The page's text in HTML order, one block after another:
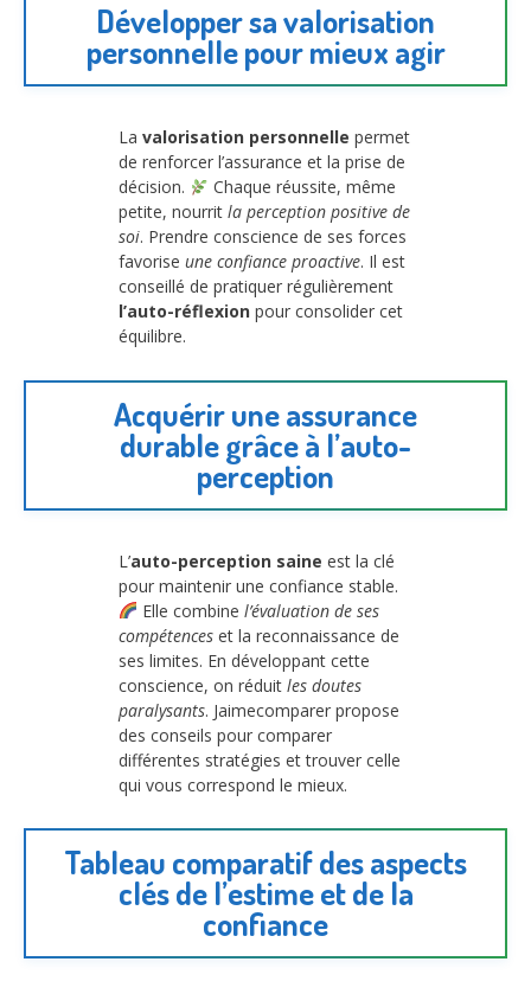
Développer sa valorisation
personnelle pour mieux agir
La valorisation personnelle permet
de renforcer l’assurance et la prise de
décision.
Chaque réussite, même
petite, nourrit la perception positive de
soi. Prendre conscience de ses forces
favorise une confiance proactive. Il est
conseillé de pratiquer régulièrement
l’auto-réflexion pour consolider cet
équilibre.
Acquérir une assurance
durable grâce à l’auto-
perception
L’auto-perception saine est la clé
pour maintenir une confiance stable.
Elle combine l’évaluation de ses
compétences et la reconnaissance de
ses limites. En développant cette
conscience, on réduit les doutes
paralysants. Jaimecomparer propose
des conseils pour comparer
différentes stratégies et trouver celle
qui vous correspond le mieux.
Tableau comparatif des aspects
clés de l’estime et de la
confiance